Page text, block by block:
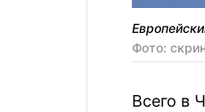
Фото:
Всего в